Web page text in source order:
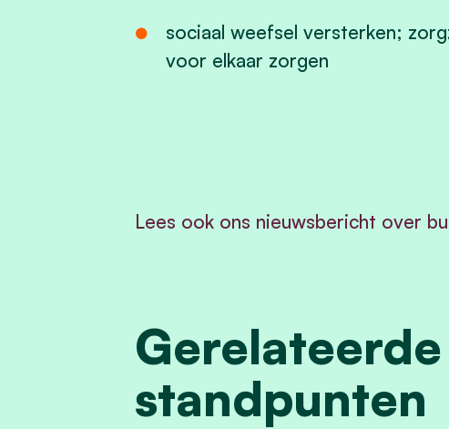
sociaal weefsel versterken;
voor elkaar zorgen
Lees ook ons nieuwsbericht over
Gerelateerde
standpunten